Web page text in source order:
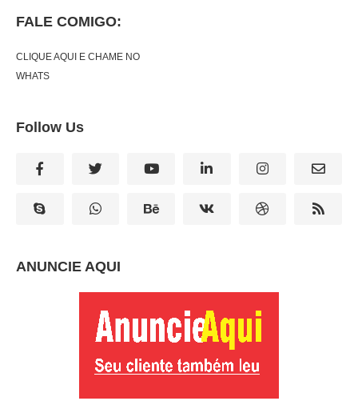
FALE COMIGO:
CLIQUE AQUI E CHAME NO
WHATS
Follow Us
ANUNCIE AQUI